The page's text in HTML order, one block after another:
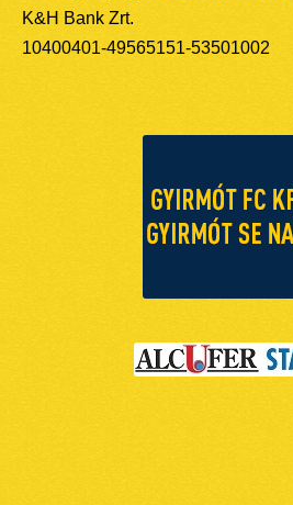
K&H Bank Zrt.
10400401-49565151-53501002